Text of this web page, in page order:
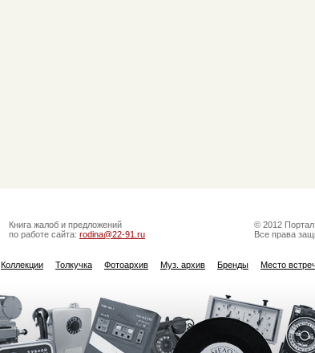
Книга жалоб и предложений
по работе сайта: rodina@22-91.ru
© 2012 Портал
Все права
Коллекции Толкучка Фотоархив Муз. архив Бренды Место